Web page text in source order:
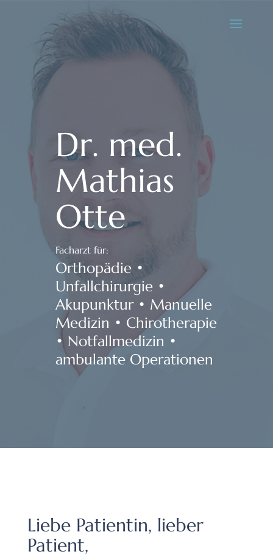
Dr. med.
Mathias
Otte
Facharzt für:
Orthopädie •
Unfallchirurgie •
Akupunktur • Manuelle
Medizin • Chirotherapie
• Notfallmedizin •
ambulante Operationen
Liebe Patientin, lieber
Patient,